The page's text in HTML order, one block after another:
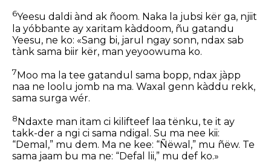
6Yeesu daldi ànd ak ñoom. Naka la jubsi kër ga, njiit
la yóbbante ay xaritam kàddoom, ñu gatandu
Yeesu, ne ko: «Sang bi, jarul ngay sonn, ndax sab
tànk sama biir kër, man yeyoowuma ko.
7Moo ma la tee gatandul sama bopp, ndax jàpp
naa ne loolu jomb na ma. Waxal genn kàddu rekk,
sama surga wér.
8 Ndaxte man itam ci kilifteef laa tënku, te it ay
takk-der a ngi ci sama ndigal. Su ma nee kii:
“Demal,” mu dem. Ma ne kee: “Ñëwal,” mu ñëw. Te
sama jaam bu ma ne: “Defal lii,” mu def ko.»